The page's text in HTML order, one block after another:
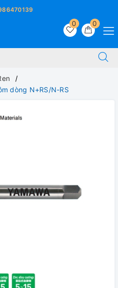
0
0
dòng N+RS/N-RS